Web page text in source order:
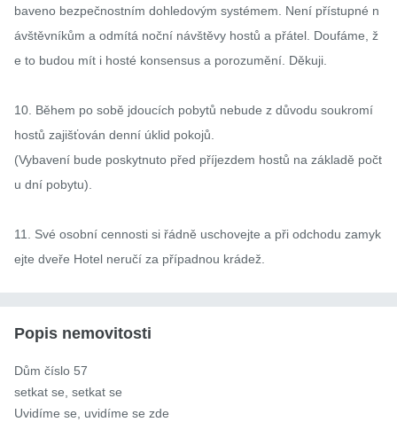
baveno bezpečnostním dohledovým systémem. Není přístupné n
ávštěvníkům a odmítá noční návštěvy hostů a přátel. Doufáme, ž
e to budou mít i hosté konsensus a porozumění. Děkuji.
10. Během po sobě jdoucích pobytů nebude z důvodu soukromí
hostů zajišťován denní úklid pokojů.
(Vybavení bude poskytnuto před příjezdem hostů na základě počt
u dní pobytu).
11. Své osobní cennosti si řádně uschovejte a při odchodu zamyk
ejte dveře Hotel neručí za případnou krádež.
Popis nemovitosti
Dům číslo 57
setkat se, setkat se
Uvidíme se, uvidíme se zde